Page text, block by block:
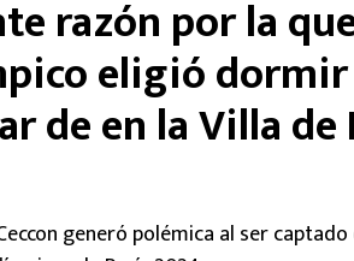
Memo Ochoa
Chino Huerta
Edson Álvarez
Santiago Giménez
André
razón por la
eligió
de en la Villa de
generó polémica al ser